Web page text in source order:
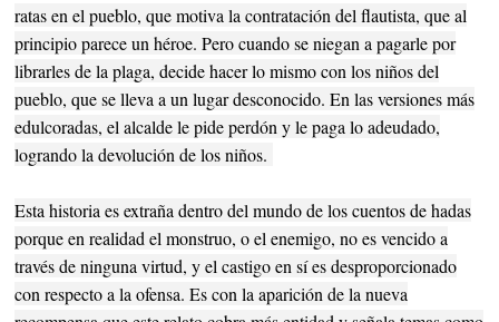
ratas en el pueblo, que motiva la contratación del flautista, que al
principio parece un héroe. Pero cuando se niegan a pagarle por
librarles de la plaga, decide hacer lo mismo con los niños del
pueblo, que se lleva a un lugar desconocido. En las versiones más
edulcoradas, el alcalde le pide perdón y le paga lo adeudado,
logrando la devolución de los niños.
Esta historia es extraña dentro del mundo de los cuentos de hadas
porque en realidad el monstruo, o el enemigo, no es vencido a
través de ninguna virtud, y el castigo en sí es desproporcionado
con respecto a la ofensa. Es con la aparición de la nueva